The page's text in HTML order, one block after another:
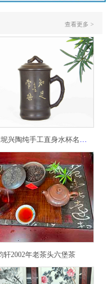
查看更多 >
广西钦州坭兴陶纯手工直身水杯名家陶瓷大师紫砂建水紫陶
轩2002年老茶头六堡茶